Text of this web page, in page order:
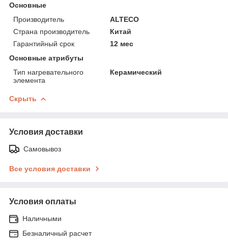
Основные
Производитель
ALTECO
Страна производитель
Китай
Гарантийный срок
12 мес
Основные атрибуты
Тип нагревательного
элемента
Керамический
Скрыть
Условия доставки
Самовывоз
Все условия доставки
Условия оплаты
Наличными
Безналичный расчет